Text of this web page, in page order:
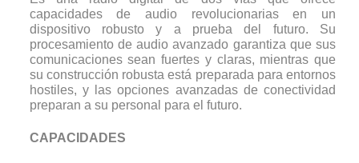
capacidades de audio revolucionarias en un
dispositivo robusto y a prueba del futuro. Su
procesamiento de audio avanzado garantiza que sus
comunicaciones sean fuertes y claras, mientras que
su construcción robusta está preparada para entornos
hostiles, y las opciones avanzadas de conectividad
preparan a su personal para el futuro.
CAPACIDADES